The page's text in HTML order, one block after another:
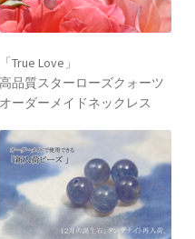
「True Love」
高品質スターローズクォーツ
オーダーメイドネックレス